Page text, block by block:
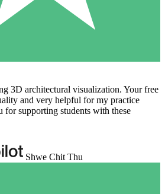
3D architectural visualization. Your free
and very helpful for my practice
for supporting students with these
Shwe Chit Thu